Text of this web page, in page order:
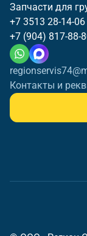
Запчасти для
+7 3513 28-14-06
+7 (904) 817-88-
Контакты и